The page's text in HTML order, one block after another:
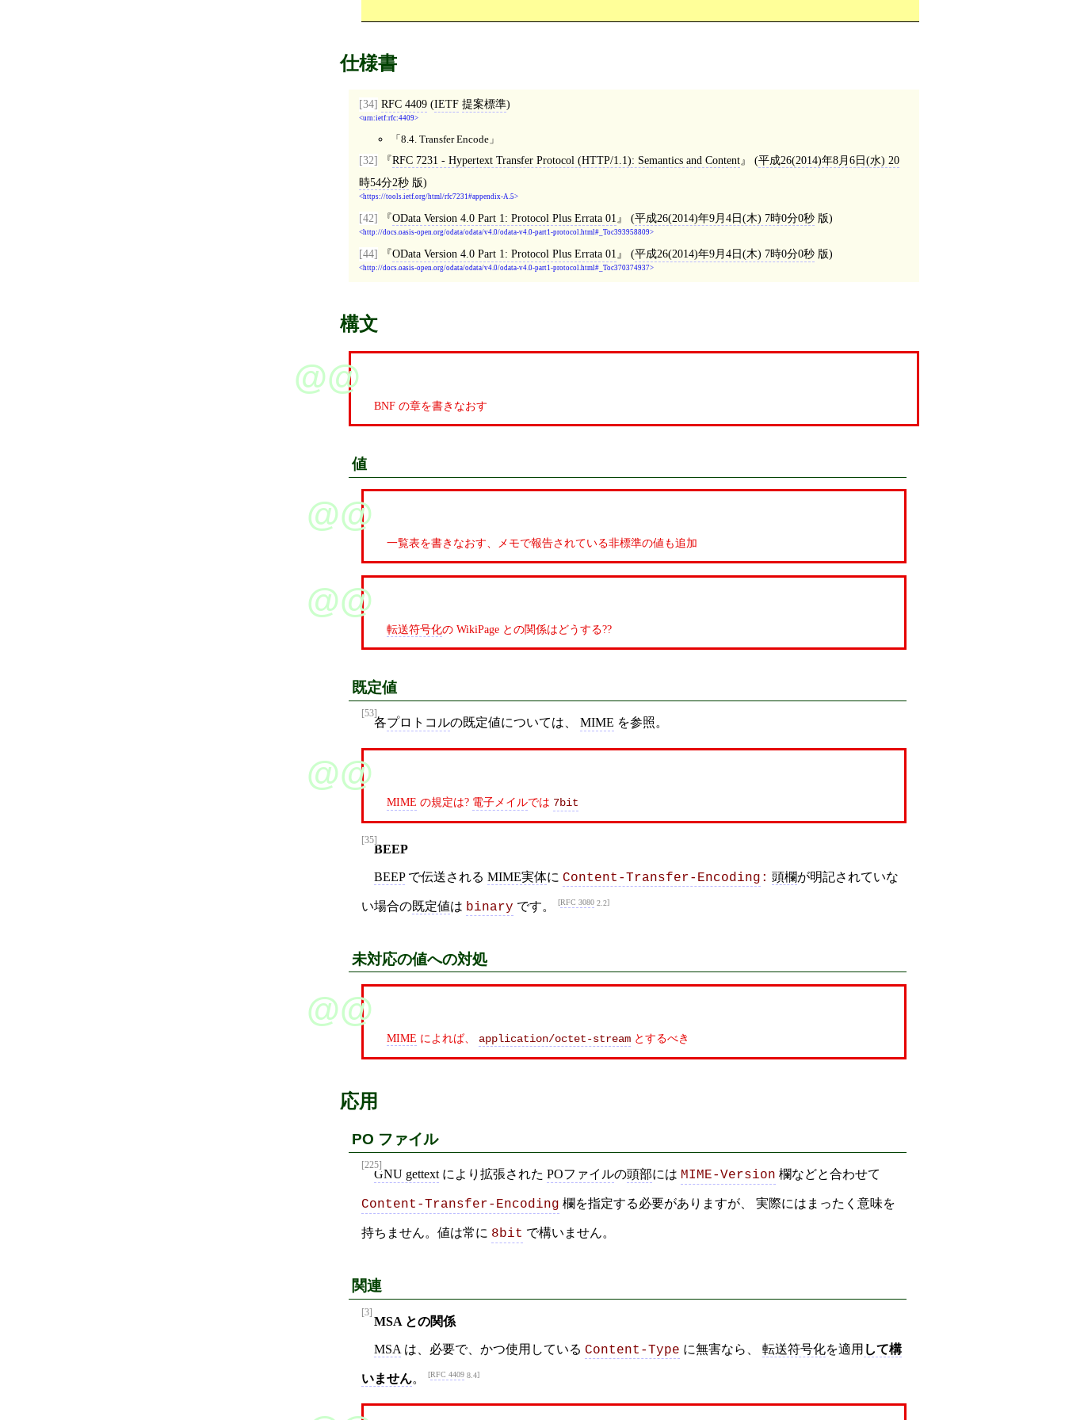
仕様書
[34] RFC 4409(IETF 提案標準)
urn:ietf:rfc:4409
8.4. Transfer Encode
[32] RFC 7231 - Hypertext Transfer Protocol (HTTP/1.1): Semantics and Content (平成26(2014)年8月6日(水) 20
時54分2秒版)
https://tools.ietf.org/html/rfc7231#appendix-A.5
[42] OData Version 4.0 Part 1: Protocol Plus Errata 01 (平成26(2014)年9月4日(木) 7時0分0秒版)
http://docs.oasis-open.org/odata/odata/v4.0/odata-v4.0-part1-protocol.html#_Toc393958809
[44] OData Version 4.0 Part 1: Protocol Plus Errata 01 (平成26(2014)年9月4日(木) 7時0分0秒版)
http://docs.oasis-open.org/odata/odata/v4.0/odata-v4.0-part1-protocol.html#_Toc370374937
構文
BNF の章を書きなおす
値
一覧表を書きなおす、メモで報告されている非標準の値も追加
転送符号化の WikiPage との関係はどうする??
既定値
[53]
各プロトコルの既定値については、 MIME を参照。
MIME の規定は? 電子メイルでは 7bit
[35]
BEEP
BEEPで伝送される MIME実体に Content-Transfer-Encoding : 頭欄が明記されていな
い場合の既定値は binary です。 RFC 3080 2.2
未対応の値への対処
MIME によれば、 application/octet-streamとするべき
応用
PO ファイル
[225]
GNU gettextにより拡張された POファイルの頭部には MIME-Version 欄などと合わせて
Content-Transfer-Encoding 欄を指定する必要がありますが、 実際にはまったく意味を
持ちません。値は常に 8bit で構いません。
関連
[3]
MSA との関係
MSA は、必要で、かつ使用している Content-Type に無害なら、 転送符号化を適用 して構
いません。 RFC 4409 8.4